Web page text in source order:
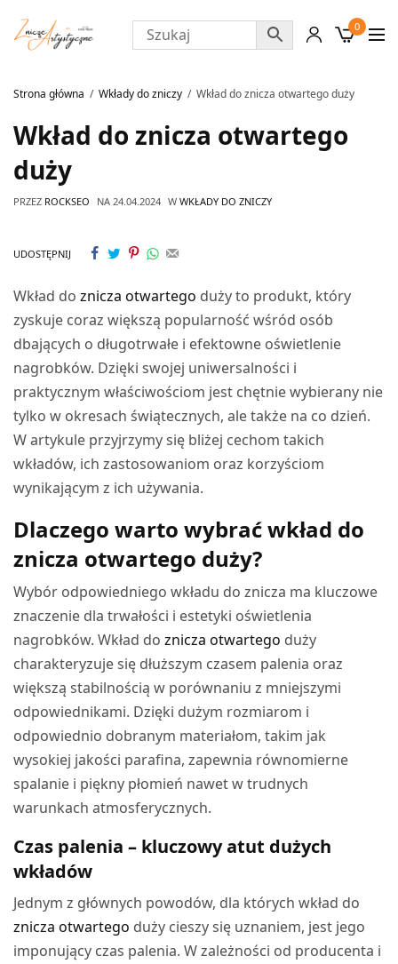
0
Strona główna Wkłady do zniczy Wkład do znicza otwartego duży
Wkład do znicza otwartego
duży
PRZEZ ROCKSEO NA 24.04.2024 W WKŁADY DO ZNICZY
UDOSTĘPNIJ
Wkład doznicza otwartego duży to produkt, który
zyskuje coraz większą popularność wśród osób
dbających o długotrwałe i efektowne oświetlenie
nagrobków. Dzięki swojej uniwersalności i
praktycznym właściwościom jest chętnie wybierany nie
tylko w okresach świątecznych, ale także na co dzień.
W artykule przyjrzymy się bliżej cechom takich
wkładów, ich zastosowaniom oraz korzyściom
wynikającym z ich używania.
Dlaczego warto wybrać wkład do
znicza otwartego duży?
Wybór odpowiedniego wkładu do znicza ma kluczowe
znaczenie dla trwałości i estetyki oświetlenia
nagrobków. Wkład doznicza otwartego duży
charakteryzuje się dłuższym czasem palenia oraz
większą stabilnością w porównaniu z mniejszymi
odpowiednikami. Dzięki dużym rozmiarom i
odpowiednio dobranym materiałom, takim jak
wysokiej jakości parafina, zapewnia równomierne
spalanie i piękny płomień nawet w trudnych
warunkach atmosferycznych.
Czas palenia – kluczowy atut dużych
wkładów
Jednym z głównych powodów, dla których wkład do
znicza otwartego duży cieszy się uznaniem, jest jego
imponujący czas palenia. W zależności od producenta i